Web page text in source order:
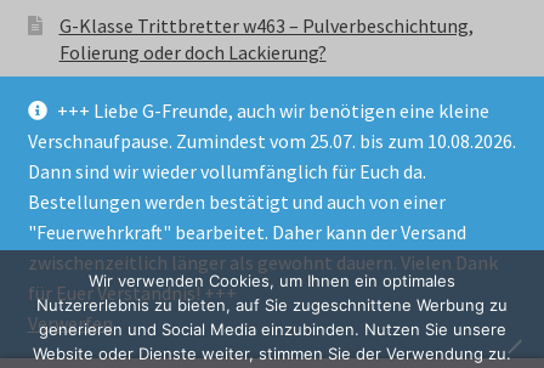
+++ Liebe G-Freunde, auch wir benötigen eine kleine
Verschnaufpause. Zumindest vom 25.07. bis zum 10.08.2026.
Dann sind wir wieder vollumfänglich für Euch da.
Bestellungen werden bestätigt und auch von einer
"Feuerwehrkraft" bearbeitet. Daher kann der Versand
zwischenzeitlich länger als gewohnt dauern. Vielen Dank
für Euer Verständnis! +++
Verwerfen
G-Klasse Trittbretter w463 – Pulverbeschichtung,
Folierung oder doch Lackierung?
© GParts24 - G-Klasse w463 Trittbretter, Felgen,
Ersatzteile & Zubebehör.
Datenschutzerklärung
Alle Preise inkl. der gesetzlichen MwSt.
Wir verwenden Cookies, um Ihnen ein optimales
Nutzererlebnis zu bieten, auf Sie zugeschnittene Werbung zu
generieren und Social Media einzubinden. Nutzen Sie unsere
Website oder Dienste weiter, stimmen Sie der Verwendung zu.